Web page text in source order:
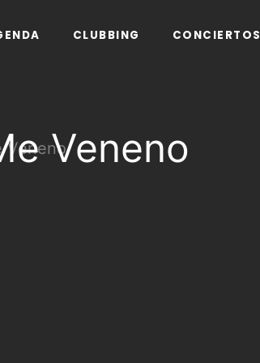
CLUBBING CONCIERTOS
Veneno